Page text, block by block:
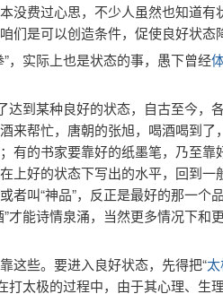
没费过心思，不少人虽然也知道有
们是可以创造条件，促使良好状态
，实际上也是状态的事，愚下曾经
达到某种良好的状态，自古至今，
来帮忙，唐朝的张旭，喝酒喝到了
有的书家要靠好的纸墨笔，乃至靠
上好的状态下写出的水平，回到一
者叫“神品”，反正是最好的那一个
才能诗情泉涌，当然更多情况下和
这些。要进入良好状态，先得把“
打太极的过程中，由于其心理、生